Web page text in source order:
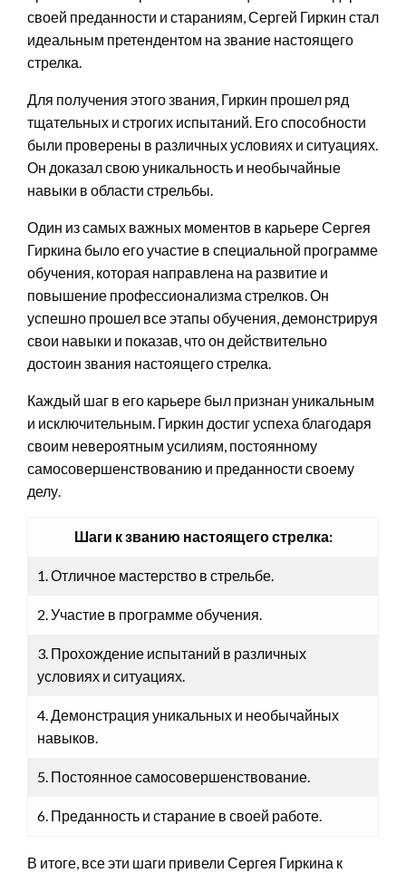
своей преданности и стараниям, Сергей Гиркин стал
идеальным претендентом на звание настоящего
стрелка.
Для получения этого звания, Гиркин прошел ряд
тщательных и строгих испытаний. Его способности
были проверены в различных условиях и ситуациях.
Он доказал свою уникальность и необычайные
навыки в области стрельбы.
Один из самых важных моментов в карьере Сергея
Гиркина было его участие в специальной программе
обучения, которая направлена на развитие и
повышение профессионализма стрелков. Он
успешно прошел все этапы обучения, демонстрируя
свои навыки и показав, что он действительно
достоин звания настоящего стрелка.
Каждый шаг в его карьере был признан уникальным
и исключительным. Гиркин достиг успеха благодаря
своим невероятным усилиям, постоянному
самосовершенствованию и преданности своему
делу.
Шаги к званию настоящего стрелка:
1. Отличное мастерство в стрельбе.
2. Участие в программе обучения.
3. Прохождение испытаний в различных
условиях и ситуациях.
4. Демонстрация уникальных и необычайных
навыков.
5. Постоянное самосовершенствование.
6. Преданность и старание в своей работе.
В итоге, все эти шаги привели Сергея Гиркина к